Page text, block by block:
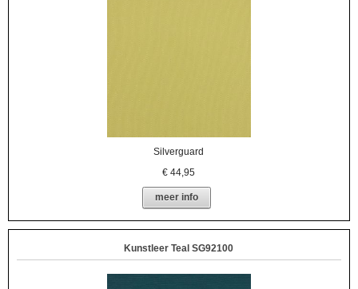
Silverguard
€44,95
meer info
Kunstleer Teal SG92100